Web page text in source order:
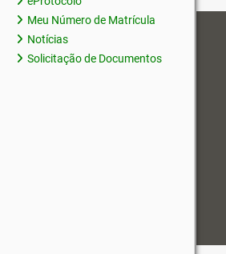
Meu Número de Matrícula
Notícias
Solicitação de Documentos